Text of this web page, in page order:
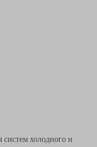
холодного и